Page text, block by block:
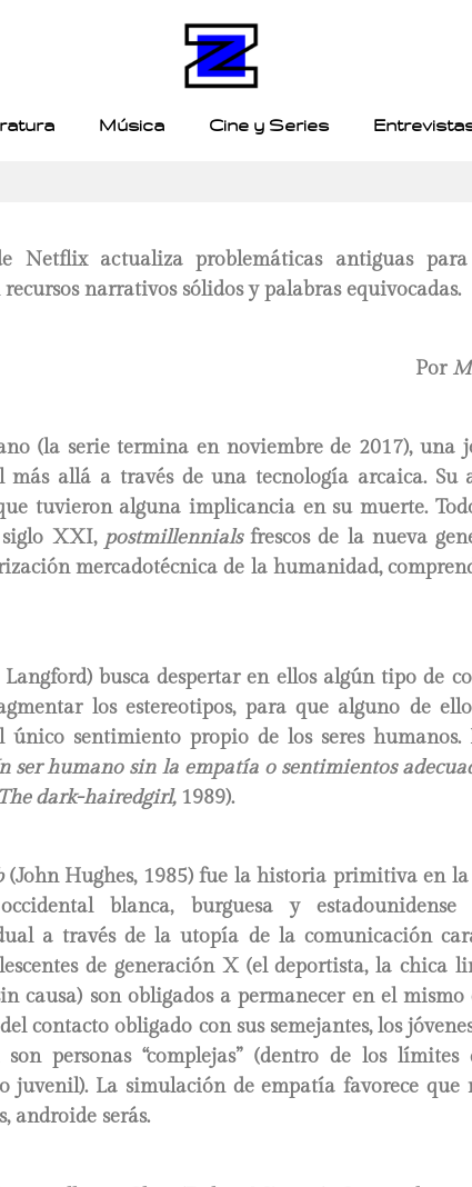
Música Cine y Series
Netflix actualiza problemáticas antiguas
narrativos sólidos y palabras equivocadas.
Por
(la serie termina en noviembre de 2017), una
más allá a través de una tecnología arcaica. Su
tuvieron alguna implicancia en su muerte.
siglo XXI, postmillennialsfrescos de la nueva
mercadotécnica de la humanidad,
busca despertar en ellos algún tipo de
los estereotipos, para que alguno de
único sentimiento propio de los seres humanos.
ser humano sin la empatía o sentimientos
The dark-hairedgirl,1989).
(John Hughes, 1985) fue la historia primitiva en
blanca, burguesa y estadounidense
a través de la utopía de la comunicación
de generación X (el deportista, la chica
causa) son obligados a permanecer en el
contacto obligado con sus semejantes, los
personas “complejas” (dentro de los límites
juvenil). La simulación de empatía favorece que
androide serás.